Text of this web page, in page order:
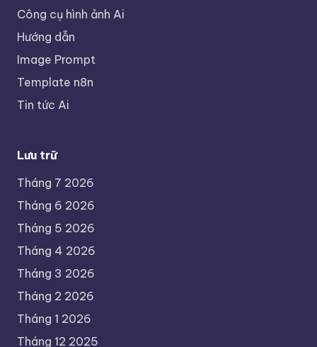
Công cụ hình ảnh Ai
Hướng dẫn
Image Prompt
Template n8n
Tin tức Ai
Lưu trữ
Tháng 7 2026
Tháng 6 2026
Tháng 5 2026
Tháng 4 2026
Tháng 3 2026
Tháng 2 2026
Tháng 1 2026
Tháng 12 2025